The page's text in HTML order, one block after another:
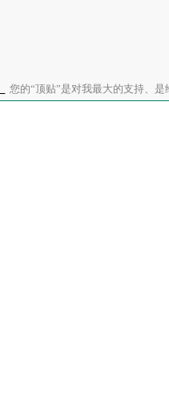
您的“顶贴”是对我最大的支持、